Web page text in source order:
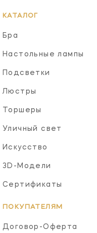
КАТАЛОГ
Бра
Настольные лампы
Подсветки
Люстры
Торшеры
Уличный свет
Искусство
3D-Модели
Сертификаты
ПОКУПАТЕЛЯМ
Договор-Оферта